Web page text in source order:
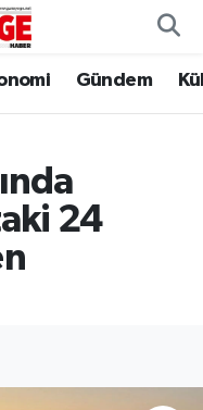
Gündem
24